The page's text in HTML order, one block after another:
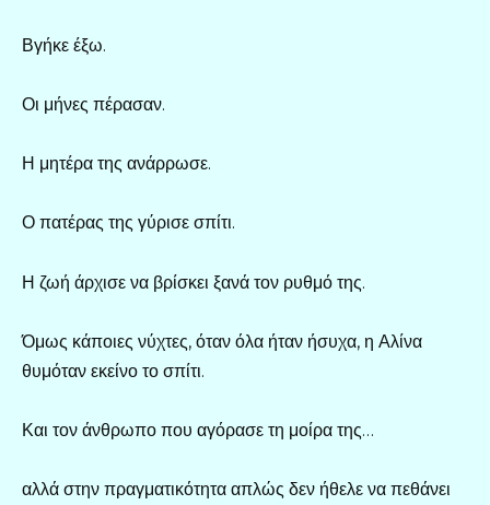
Βγήκε έξω.
Οι μήνες πέρασαν.
Η μητέρα της ανάρρωσε.
Ο πατέρας της γύρισε σπίτι.
Η ζωή άρχισε να βρίσκει ξανά τον ρυθμό της.
Όμως κάποιες νύχτες, όταν όλα ήταν ήσυχα, η Αλίνα
θυμόταν εκείνο το σπίτι.
Και τον άνθρωπο που αγόρασε τη μοίρα της…
αλλά στην πραγματικότητα απλώς δεν ήθελε να πεθάνει